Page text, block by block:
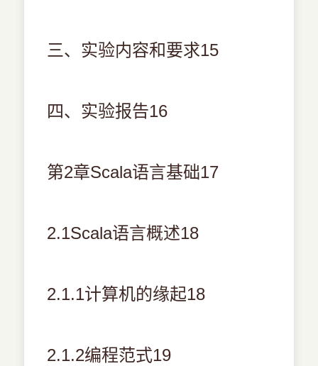
三、实验内容和要求15
四、实验报告16
第2章Scala语言基础17
2.1Scala语言概述18
2.1.1计算机的缘起18
2.1.2编程范式19